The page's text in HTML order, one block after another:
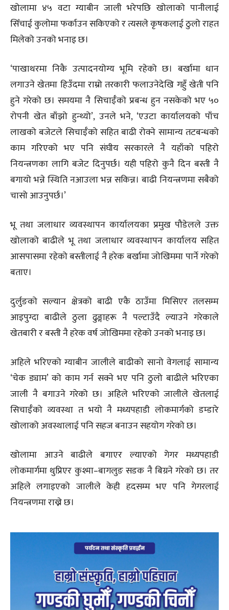
खोलामा ४५ वटा ग्याबीन जाली भरेपछि खोलाको पानीलाई
सिँचाई कुलोमा फर्काउन सकिएको र त्यसले कृषकलाई ठुलो राहत
मिलेको उनको भनाइ छ।
‘पाखाथरमा निकै उत्पादनयोग्य भूमि रहेको छ। बर्खामा धान
लगाउने खेतमा हिउँदमा राम्रो तरकारी फलाउनेदेखि गहुँ खेती पनि
हुने गरेको छ। समयमा नै सिचाईँको प्रबन्ध हुन नसकेको भए ५०
रोपनी खेत बाँझो हुन्थ्यो’, उनले भने, ‘एउटा कार्यालयको पाँच
लाखको बजेटले सिचाईँको सहित बाढी रोक्ने सामान्य तटबन्धको
काम गरिएको भए पनि संघीय सरकारले नै यहाँको पहिरो
नियन्त्रणका लागि बजेट दिनुपर्छ। यही पहिरो कुनै दिन बस्ती नै
बगायो भन्ने स्थिति नआउला भन्न सकिन्न। बाढी नियन्त्रणमा सबैको
चासो आउनुपर्छ।’
भू तथा जलाधार व्यवस्थापन कार्यालयका प्रमुख पौडेलले उक्त
खोलाको बाढीले भू तथा जलाधार व्यवस्थापन कार्यालय सहित
आसपासमा रहेको बस्तीलाई नै हरेक बर्खामा जोखिममा पार्ने गरेको
बताए।
दुर्लुङको सल्यान क्षेत्रको बाढी एकै ठाउँमा मिसिएर तलसम्म
आइपुग्दा बाढीले ठुला ढुङ्गाहरू नै पल्टाउँदै ल्याउने गरेकाले
खेतबारी र बस्ती नै हरेक वर्ष जोखिममा रहेको उनको भनाइ छ।
अहिले भरिएको ग्याबीन जालीले बाढीको सानो वेगलाई सामान्य
‘चेक ड्याम’ को काम गर्न सक्ने भए पनि ठुलो बाढीले भरिएका
जाली नै बगाउने गरेको छ। अहिले भरिएको जालीले खेतलाई
सिचाईँको व्यवस्था त भयो नै मध्यपहाडी लोकमार्गको डम्डारे
खोलाको अवस्थालाई पनि सहज बनाउन सहयोग गरेको छ।
खोलामा आउने बाढीले बगाएर ल्याएको गेगर मध्यपहाडी
लोकमार्गमा थुप्रिएर कुश्मा–बागलुङ सडक नै बिग्रने गरेको छ। तर
अहिले लगाइएको जालीले केही हदसम्म भए पनि गेगरलाई
नियन्त्रणमा राख्ने छ।